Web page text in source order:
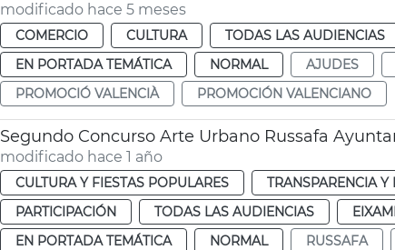
modificado hace 5 meses
COMERCIO CULTURA TODAS LAS AUDIENCIAS
EN PORTADA TEMÁTICA
NORMAL AJUDES
PROMOCIÓ VALENCIÀ
PROMOCIÓN VALENCIANO
Segundo Concurso Arte Urbano Russafa
modificado hace 1 año
CULTURA Y FIESTAS POPULARES TRANSPARENCIA Y
PARTICIPACIÓN
TODAS LAS AUDIENCIAS
EN PORTADA TEMÁTICA
NORMAL RUSSAFA